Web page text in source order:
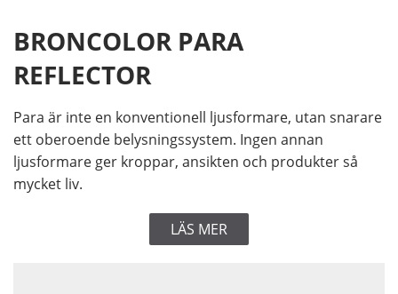
BRONCOLOR PARA
REFLECTOR
Para är inte en konventionell ljusformare, utan snarare
ett oberoende belysningssystem. Ingen annan
ljusformare ger kroppar, ansikten och produkter så
mycket liv.
LÄS MER